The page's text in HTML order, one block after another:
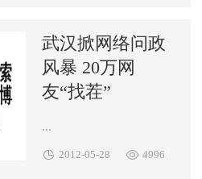
武汉掀网络问政
风暴 20万网
友“找茬”
...
 2012-05-28  4996